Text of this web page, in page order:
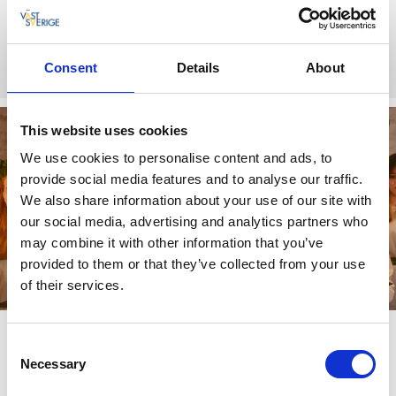
Consent Details About
This website uses cookies
We use cookies to personalise content and ads, to
provide social media features and to analyse our traffic.
We also share information about your use of our site with
our social media, advertising and analytics partners who
may combine it with other information that you’ve
provided to them or that they’ve collected from your use
of their services.
Selection
Necessary
Une expérience vraiment traditionnelle
Avez-vous jamais célébré la Sainte-Lucie ? Découvrez nos